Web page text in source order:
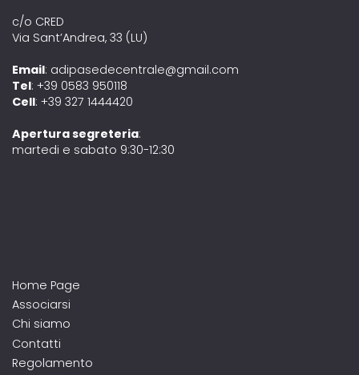
c/o CRED
Via Sant’Andrea, 33 (LU)
Email: adipasedecentrale@gmail.com
Tel: +39 0583 950118
Cell: +39 327 1444420
Apertura segreteria:
martedi e sabato 9:30-12:30
Home Page
Associarsi
Chi siamo
Contatti
Regolamento